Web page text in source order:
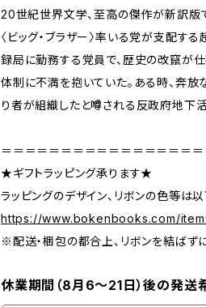
20世紀世界文学、至高の傑作が新訳版
〈ビッグ・ブラザー〉率いる党が支配す
録局に勤務する党員で、歴史の改竄が
体制に不満を抱いていた。ある時、奔
り者が組織したと噂される反政府地下
＝＝＝＝＝＝＝＝＝＝＝＝＝＝＝＝＝
★ギフトラッピング承ります★
ラッピングのデザイン、リボンの色等は
https://www.bokenbooks.com/
※配送・梱包の都合上、リボンを結ばず
休業期間（8月6〜21日）後の発送